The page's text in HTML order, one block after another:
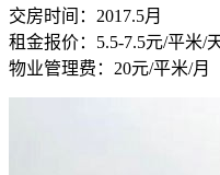
交房时间：2017.5月
租金报价：5.5-7.5元/平米/
物业管理费：20元/平米/月